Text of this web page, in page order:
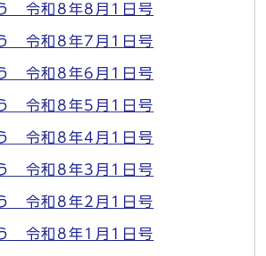
令和8年8月1日号
令和8年7月1日号
令和8年6月1日号
令和8年5月1日号
令和8年4月1日号
令和8年3月1日号
令和8年2月1日号
令和8年1月1日号